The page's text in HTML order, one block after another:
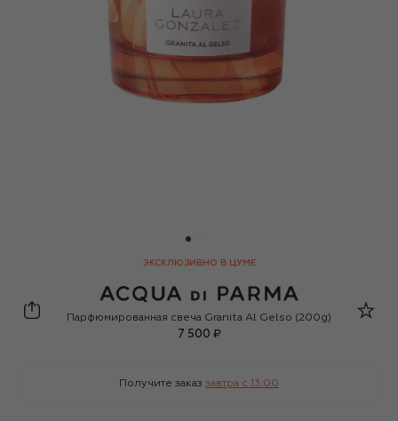
ЭКСКЛЮЗИВНО В ЦУМЕ
Acqua di Parma
Парфюмированная свеча Granita Al Gelso (200g)
7 500 ₽
Получите заказ завтра c 13:00